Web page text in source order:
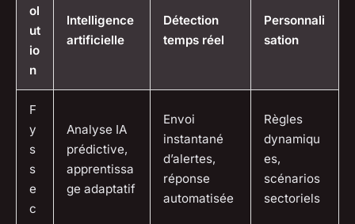
ol
ut
io
n
Intelligence
artificielle
Détection
temps réel
Personnali
sation
F
y
s
s
e
c
Analyse IA
prédictive,
apprentissa
ge adaptatif
Envoi
instantané
d’alertes,
réponse
automatisée
Règles
dynamiqu
es,
scénarios
sectoriels